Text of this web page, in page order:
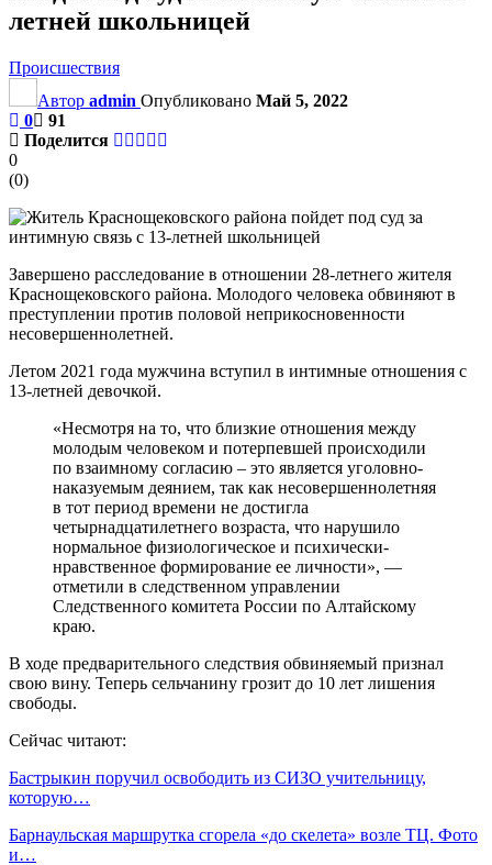
летней школьницей
Происшествия
Автор admin Опубликовано Май 5, 2022
0
91
Поделится
0
(0)
Завершено расследование в отношении 28-летнего жителя
Краснощековского района. Молодого человека обвиняют в
преступлении против половой неприкосновенности
несовершеннолетней.
Летом 2021 года мужчина вступил в интимные отношения с
13-летней девочкой.
«Несмотря на то, что близкие отношения между
молодым человеком и потерпевшей происходили
по взаимному согласию – это является уголовно-
наказуемым деянием, так как несовершеннолетняя
в тот период времени не достигла
четырнадцатилетнего возраста, что нарушило
нормальное физиологическое и психически-
нравственное формирование ее личности», —
отметили в следственном управлении
Следственного комитета России по Алтайскому
краю.
В ходе предварительного следствия обвиняемый признал
свою вину. Теперь сельчанину грозит до 10 лет лишения
свободы.
Сейчас читают:
Бастрыкин поручил освободить из СИЗО учительницу,
которую…
Барнаульская маршрутка сгорела «до скелета» возле ТЦ. Фото
и…